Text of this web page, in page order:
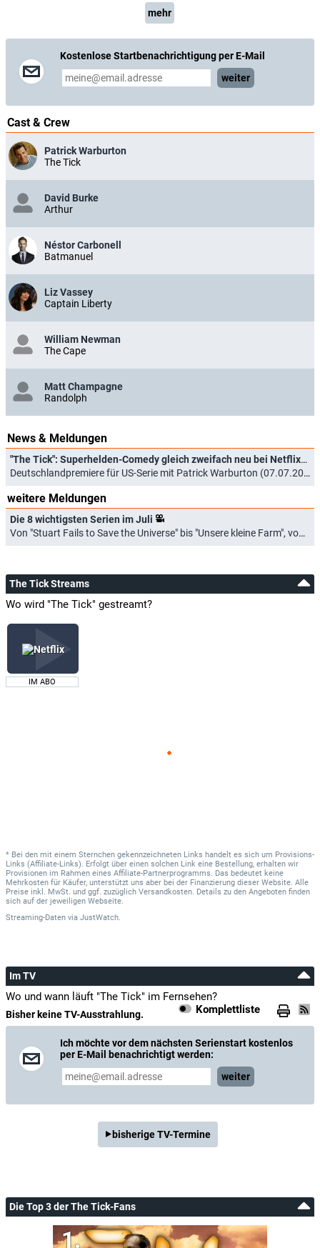
mehr
Kostenlose Startbenachrichtigung per E-Mail
weiter
Cast & Crew
Patrick Warburton
The Tick
David Burke
Arthur
Néstor Carbonell
Batmanuel
Liz Vassey
Captain Liberty
William Newman
The Cape
Matt Champagne
Randolph
News & Meldungen
"The Tick": Superhelden-Comedy gleich zweifach neu bei Netflix
Deutschlandpremiere für US-Serie mit Patrick Warburton (07.07.2026)
weitere Meldungen
Die 8 wichtigsten Serien im Juli
Von "Stuart Fails to Save the Universe" bis "Unsere kleine Farm", von "Elle" bis "The Westies" (01.07.2026)
The Tick Streams
Wo wird "The Tick" gestreamt?
IM ABO
* Bei den mit einem Sternchen gekennzeichneten Links handelt es sich um Provisions-
Links (Affiliate-Links). Erfolgt über einen solchen Link eine Bestellung, erhalten wir
Provisionen im Rahmen eines Affiliate-Partnerprogramms. Das bedeutet keine
Mehrkosten für Käufer, unterstützt uns aber bei der Finanzierung dieser Website. Alle
Preise inkl. MwSt. und ggf. zuzüglich Versandkosten. Details zu den Angeboten finden
sich auf der jeweiligen Webseite.
Streaming-Daten via JustWatch.
Im TV
Wo und wann läuft "The Tick" im Fernsehen?
Komplettliste
Bisher keine TV-Ausstrahlung.
Ich möchte vor dem nächsten Serienstart kostenlos
per E-Mail benachrichtigt werden:
weiter
bisherige TV-Termine
Die Top 3 der The Tick-Fans